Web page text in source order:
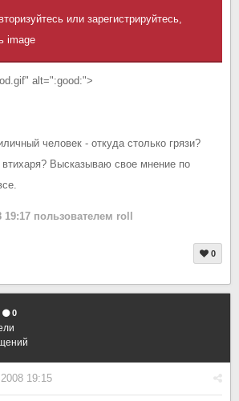
или зарегистрируйтесь,
image
alt=":good:">
человек - откуда столько грязи?
втихаря? Высказываю свое мнение по
19:17 пользователем roll
0
0
19:15